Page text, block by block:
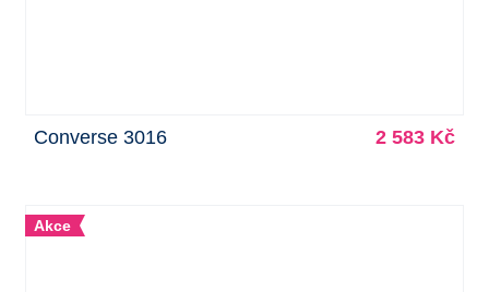
Converse 3016 2 583 Kč
Akce